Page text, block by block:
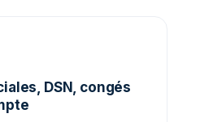
DSN, congés